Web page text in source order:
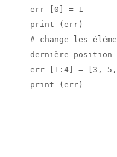
err [0] = 1
print (err)
# change les
dernière position
err [1:4] = [3, 5,
print (err)